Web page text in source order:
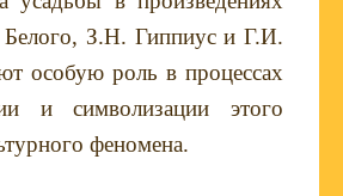
З.Н. Гиппиус и Г.И.
особую роль в процессах
и символизации этого
феномена.